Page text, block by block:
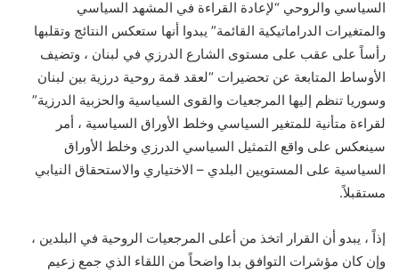
السياسي والروحي “لإعادة القراءة في المشهد السياسي
والمتغيرات الدراماتيكية القائمة” يبدوا أنها ستعكس النتائج وتقلبها
رأساً على عقب على مستوى الشارع الدرزي في لبنان ، وتضيف
الأوساط المتابعة عن تحضيرات “لعقد قمة روحية درزية بين لبنان
وسوريا تنظم إليها المرجعيات والقوى السياسية والحزبية الدرزية”
لقراءة متأنية للمتغير السياسي وخلط الأوراق السياسية ، أمر
سينعكس على واقع التمثيل السياسي الدرزي وخلط الأوراق
السياسية على المستويين البلدي – الاختياري والاستحقاق النيابي
مستقبلاً.
إذاً ، يبدو أن القرار اتخذ من أعلى المرجعيات الروحية في البلدين ،
وإن كان مؤشرات التوافق بدا واضحاً من اللقاء الذي جمع زعيم